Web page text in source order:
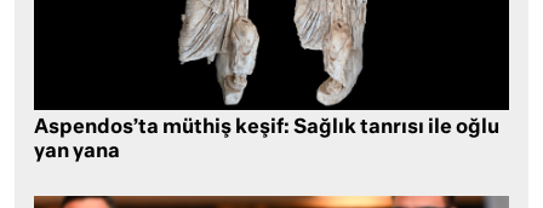
Aspendos’ta müthiş keşif: Sağlık tanrısı ile oğlu
yan yana